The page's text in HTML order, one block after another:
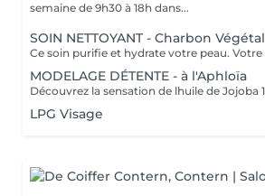
semaine de 9h30 à 18h dans...
SOIN NETTOYANT - Charbon Végétal
MODELAGE DÉTENTE - à l'Aphloïa
LPG Visage